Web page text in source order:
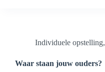
Individuele opstelling,
Waar staan jouw ouders?